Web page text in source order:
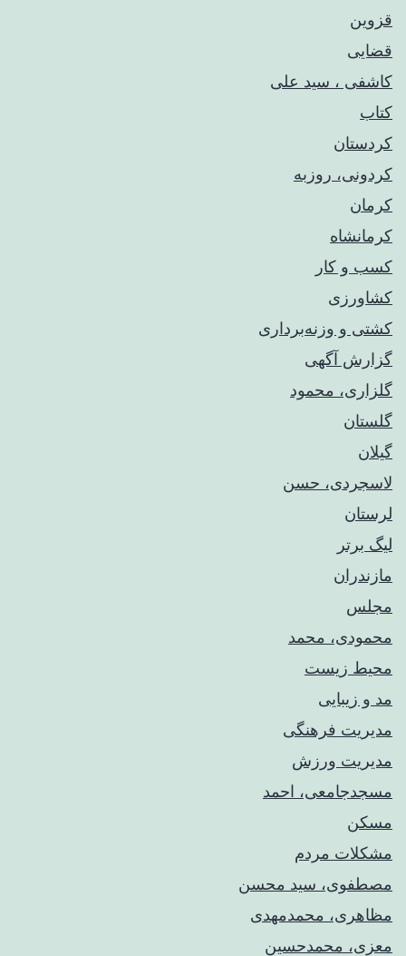
قزوین
قضایی
کاشفی ، سید علی
کتاب
کردستان
کردونی، روزبه
کرمان
کرمانشاه
کسب و کار
کشاورزی
کشتی و وزنه‌برداری
گزارش آگهی
گلزاری، محمود
گلستان
گیلان
لاسجردی، حسن
لرستان
لیگ برتر
مازندران
مجلس
محمودی، محمد
محیط زیست
مد و زیبایی
مدیریت فرهنگی
مدیریت ورزش
مسجدجامعی، احمد
مسکن
مشکلات مردم
مصطفوی، سید محسن
مظاهری، محمدمهدی
معزی، محمدحسین